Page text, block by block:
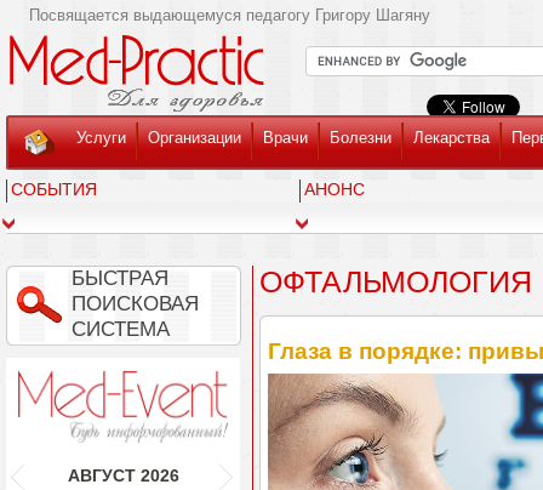
Посвящается выдающемуся педагогу Григору Шагяну
Услуги Организации Врачи Болезни Лекарства
СОБЫТИЯ АНОНС
БЫСТРАЯ
ПОИСКОВАЯ
СИСТЕМА
АВГУСТ 2026
ОФТАЛЬМОЛОГИЯ
Глаза в порядке: